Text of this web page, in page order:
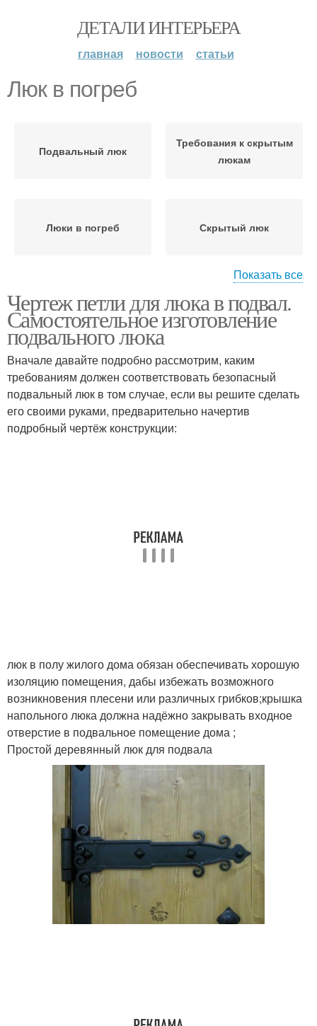
ДЕТАЛИ ИНТЕРЬЕРА
главная новости статьи
Люк в погреб
Подвальный люк
Требования к скрытым
люкам
Люки в погреб Скрытый люк
Люк в подвал
Показать все
Чертеж петли для люка в подвал.
Самостоятельное изготовление
подвального люка
Вначале давайте подробно рассмотрим, каким
требованиям должен соответствовать безопасный
подвальный люк в том случае, если вы решите сделать
его своими руками, предварительно начертив
подробный чертёж конструкции:
люк в полу жилого дома обязан обеспечивать хорошую
изоляцию помещения, дабы избежать возможного
возникновения плесени или различных грибков;крышка
напольного люка должна надёжно закрывать входное
отверстие в подвальное помещение дома ;
Простой деревянный люк для подвала